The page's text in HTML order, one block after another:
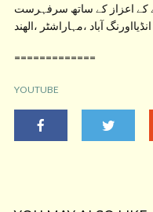
کے اعزاز کے ساتھ سرفہرست
آباد ،مہاراشٹر ،الھند
=============
YOUTUBE